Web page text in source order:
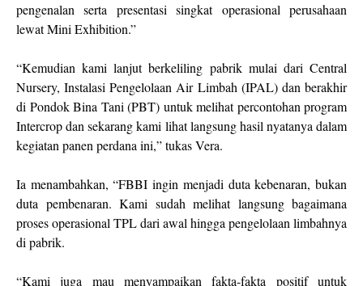
pengenalan serta presentasi singkat operasional perusahaan
lewat Mini Exhibition.”
“Kemudian kami lanjut berkeliling pabrik mulai dari Central
Nursery, Instalasi Pengelolaan Air Limbah (IPAL) dan berakhir
di Pondok Bina Tani (PBT) untuk melihat percontohan program
Intercrop dan sekarang kami lihat langsung hasil nyatanya dalam
kegiatan panen perdana ini,” tukas Vera.
Ia menambahkan, “FBBI ingin menjadi duta kebenaran, bukan
duta pembenaran. Kami sudah melihat langsung bagaimana
proses operasional TPL dari awal hingga pengelolaan limbahnya
di pabrik.
“Kami juga mau menyampaikan fakta-fakta positif untuk